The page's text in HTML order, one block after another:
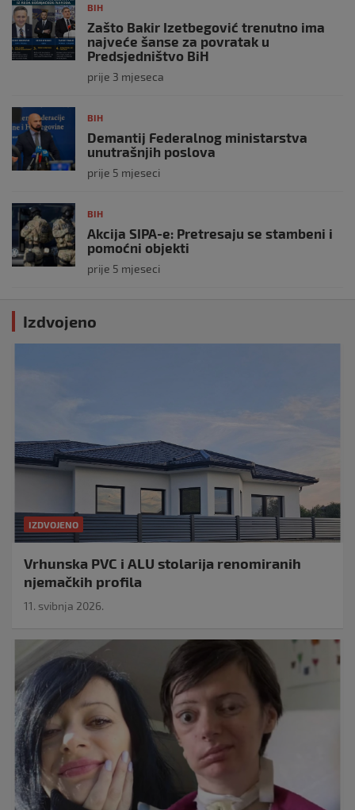
BIH
Zašto Bakir Izetbegović trenutno ima
najveće šanse za povratak u
Predsjedništvo BiH
prije 3 mjeseca
BIH
Demantij Federalnog ministarstva
unutrašnjih poslova
prije 5 mjeseci
BIH
Akcija SIPA-e: Pretresaju se stambeni i
pomoćni objekti
prije 5 mjeseci
Izdvojeno
IZDVOJENO
Vrhunska PVC i ALU stolarija renomiranih
njemačkih profila
11. svibnja 2026.